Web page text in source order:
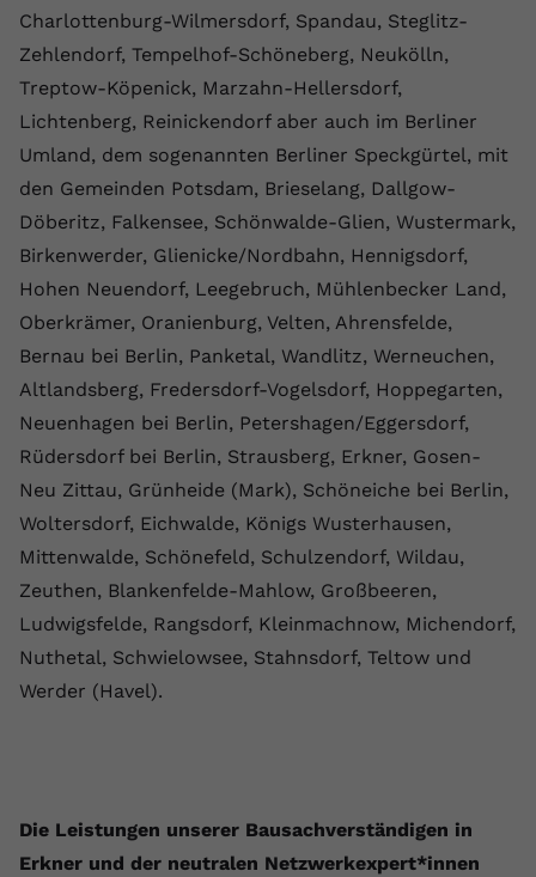
Charlottenburg-Wilmersdorf, Spandau, Steglitz-
Zehlendorf, Tempelhof-Schöneberg, Neukölln,
Treptow-Köpenick, Marzahn-Hellersdorf,
Lichtenberg, Reinickendorf aber auch im Berliner
Umland, dem sogenannten Berliner Speckgürtel, mit
den Gemeinden Potsdam, Brieselang, Dallgow-
Döberitz, Falkensee, Schönwalde-Glien, Wustermark,
Birkenwerder, Glienicke/Nordbahn, Hennigsdorf,
Hohen Neuendorf, Leegebruch, Mühlenbecker Land,
Oberkrämer, Oranienburg, Velten, Ahrensfelde,
Bernau bei Berlin, Panketal, Wandlitz, Werneuchen,
Altlandsberg, Fredersdorf-Vogelsdorf, Hoppegarten,
Neuenhagen bei Berlin, Petershagen/Eggersdorf,
Rüdersdorf bei Berlin, Strausberg, Erkner, Gosen-
Neu Zittau, Grünheide (Mark), Schöneiche bei Berlin,
Woltersdorf, Eichwalde, Königs Wusterhausen,
Mittenwalde, Schönefeld, Schulzendorf, Wildau,
Zeuthen, Blankenfelde-Mahlow, Großbeeren,
Ludwigsfelde, Rangsdorf, Kleinmachnow, Michendorf,
Nuthetal, Schwielowsee, Stahnsdorf, Teltow und
Werder (Havel).
Die ⁠Leistungen unserer Bausachverständigen in
Erkner und der neutralen Netzwerkexpert*innen